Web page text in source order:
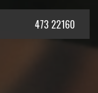
473 22160